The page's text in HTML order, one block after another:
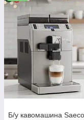
Б/у кавомашина